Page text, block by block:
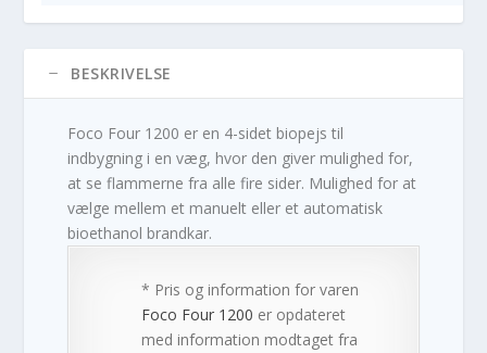
BESKRIVELSE
Foco Four 1200 er en 4-sidet biopejs til
indbygning i en væg, hvor den giver mulighed for,
at se flammerne fra alle fire sider. Mulighed for at
vælge mellem et manuelt eller et automatisk
bioethanol brandkar.
* Pris og information for varen
Foco Four 1200 er opdateret
med information modtaget fra